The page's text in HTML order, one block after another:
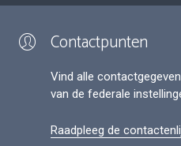
Contactpunten
Vind alle
van de federale
Raadpleeg de